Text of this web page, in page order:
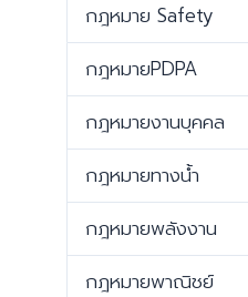
กฎหมาย Safety
กฎหมายPDPA
กฎหมายงานบุคคล
กฎหมายทางน้ำ
กฎหมายพลังงาน
กฎหมายพาณิชย์